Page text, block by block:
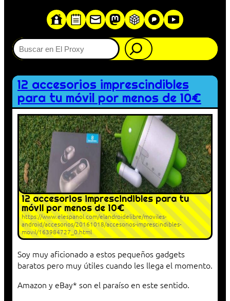
Buscar
12 accesorios imprescindibles
para tu móvil por menos de 10€
12 accesorios imprescindibles para tu
móvil por menos de 10€
https://www.elespanol.com/elandroidelibre/moviles-
android/accesorios/20161018/accesorios-imprescindibles-
movil/163984727_0.html
Soy muy aficionado a estos pequeños gadgets
baratos pero muy útiles cuando les llega el momento.
Amazon y eBay* son el paraíso en este sentido.